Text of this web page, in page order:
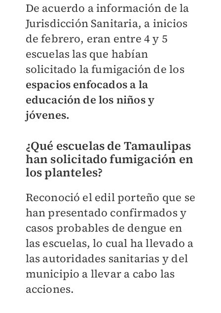
De acuerdo a información de la
Jurisdicción Sanitaria, a inicios
de febrero, eran entre 4 y 5
escuelas las que habían
solicitado la fumigación de los
espacios enfocados a la
educación de los niños y
jóvenes.
¿Qué escuelas de Tamaulipas
han solicitado fumigación en
los planteles?
Reconoció el edil porteño que se
han presentado confirmados y
casos probables de dengue en
las escuelas, lo cual ha llevado a
las autoridades sanitarias y del
municipio a llevar a cabo las
acciones.